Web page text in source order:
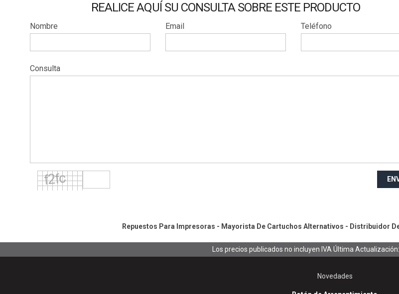
REALICE AQUÍ SU CONSULTA SOBRE ESTE PRODUCTO
Nombre Email Teléfono
Consulta
Repuestos Para Impresoras - Mayorista De Cartuchos Alternativos - Distribuidor
Los precios publicados no incluyen IVA Última
Novedades